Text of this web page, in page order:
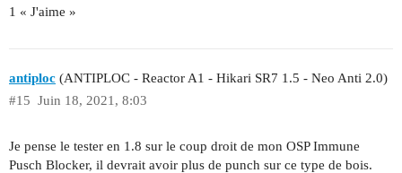
1 « J'aime »
antiploc (ANTIPLOC - Reactor A1 - Hikari SR7 1.5 - Neo Anti 2.0)
Juin 18, 2021, 8:03
#15
Je pense le tester en 1.8 sur le coup droit de mon OSP Immune
Pusch Blocker, il devrait avoir plus de punch sur ce type de bois.